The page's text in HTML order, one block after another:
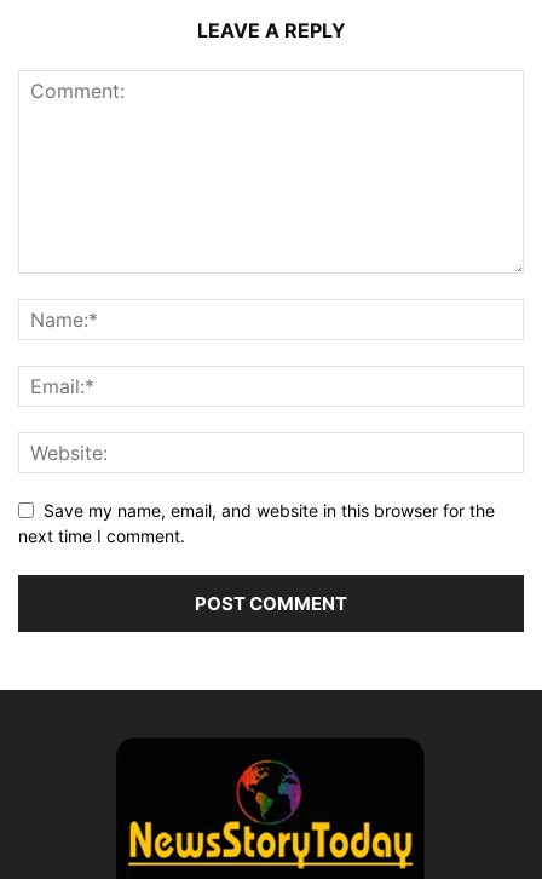
LEAVE A REPLY
Save my name, email, and website in this browser for the
next time I comment.